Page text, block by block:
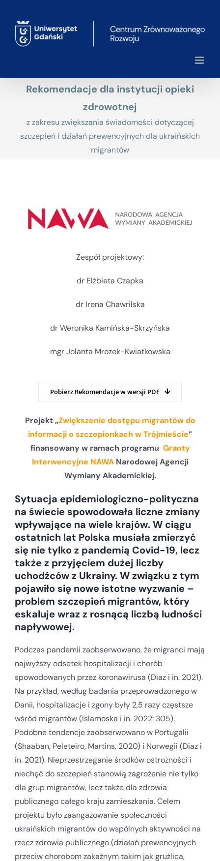
zawartości
Rekomendacje dla instytucji opieki
zdrowotnej
z zakresu zwiększania świadomości dotyczącej
szczepień i działań prewencyjnych dla ukraińskich
migrantów
Zespół projektowy:
dr Elżbieta Czapka
dr Irena Chawrilska
dr Weronika Kamińska-Skrzyńska
mgr Jolanta Mrozek-Kwiatkowska
Pobierz Rekomendacje w wersji PDF
Projekt „Zwiększenie dostępu migrantów do
informacji o szczepionkach w Trójmieście”
finansowany w ramach programu Granty
Interwencyjne NAWANarodowej Agencji
Wymiany Akademickiej.
Sytuacja epidemiologiczno-polityczna
na świecie spowodowała liczne zmiany
wpływające na wiele krajów. W ciągu
ostatnich lat Polska musiała zmierzyć
się nie tylko z pandemią Covid-19, lecz
także z przyjęciem dużej liczby
uchodźców z Ukrainy. W związku z tym
pojawiło się nowe istotne wyzwanie –
problem szczepień migrantów, który
eskaluje wraz z rosnącą liczbą ludności
napływowej.
Podczas pandemii zaobserwowano, że migranci mają
najwyższy odsetek hospitalizacji i chorób
spowodowanych przez koronawirusa (Diaz i in. 2021).
Na przykład, według badania przeprowadzonego w
Danii, hospitalizacje i zgony były 2,5 razy częstsze
wśród migrantów (Islamoska i in. 2022: 305).
Podobne tendencje zaobserwowano w Portugalii
(Shaaban, Peleteiro, Martins, 2020) i Norwegii (Diaz i
in. 2021). Nieprzestrzeganie środków ostrożności i
niechęć do szczepień stanowią zagrożenie nie tylko
dla grup migrantów, lecz także dla zdrowia
publicznego całego kraju zamieszkania. Celem
projektu było zaangażowanie społeczności
ukraińskich migrantów do wspólnych aktywności na
rzecz zdrowia publicznego (działań prewencyjnych
przeciw chorobom zakaźnym takim jak gruźlica,